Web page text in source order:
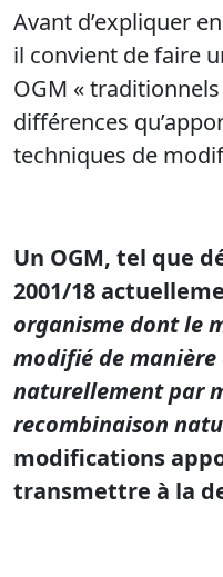
Avant d’expliquer
il convient de faire
OGM «
différences
techniques de
Un OGM, tel que
2001/18
organisme dont le
modifié de manière
naturellement par
recombinaison
modifications
transmettre à la